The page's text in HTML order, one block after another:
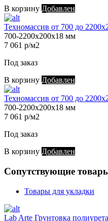
В корзину Добавлен
Техномассив от 700 до
700-2200х200х18 мм
7 061 р/м2
Под заказ
В корзину Добавлен
Техномассив от 700 до
700-2200х200х18 мм
7 061 р/м2
Под заказ
В корзину Добавлен
Сопутствующие
Товары для укладки
Lab Arte Грунтовка